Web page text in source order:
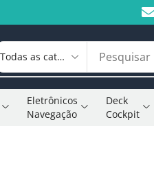
Eletrônicos
Navegação
Deck
Cockpit